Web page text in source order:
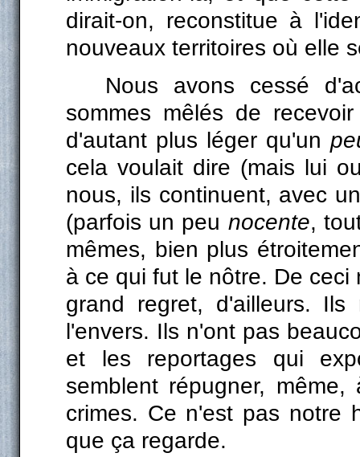
dirait-on, reconstitue à
nouveaux territoires où elle
Nous avons cessé
sommes mêlés de
d'autant plus léger qu'un
cela voulait dire (mais lui
nous, ils continuent, avec
(parfois un peu nocente,
mêmes, bien plus
à ce qui fut le nôtre. De
grand regret, d'ailleurs.
l'envers. Ils n'ont pas
et les reportages qui
semblent répugner,
crimes. Ce n'est pas notre
que ça regarde.